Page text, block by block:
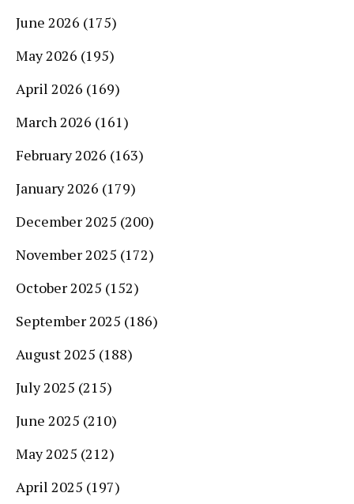
June 2026 (175)
May 2026 (195)
April 2026 (169)
March 2026 (161)
February 2026 (163)
January 2026 (179)
December 2025 (200)
November 2025 (172)
October 2025 (152)
September 2025 (186)
August 2025 (188)
July 2025 (215)
June 2025 (210)
May 2025 (212)
April 2025 (197)